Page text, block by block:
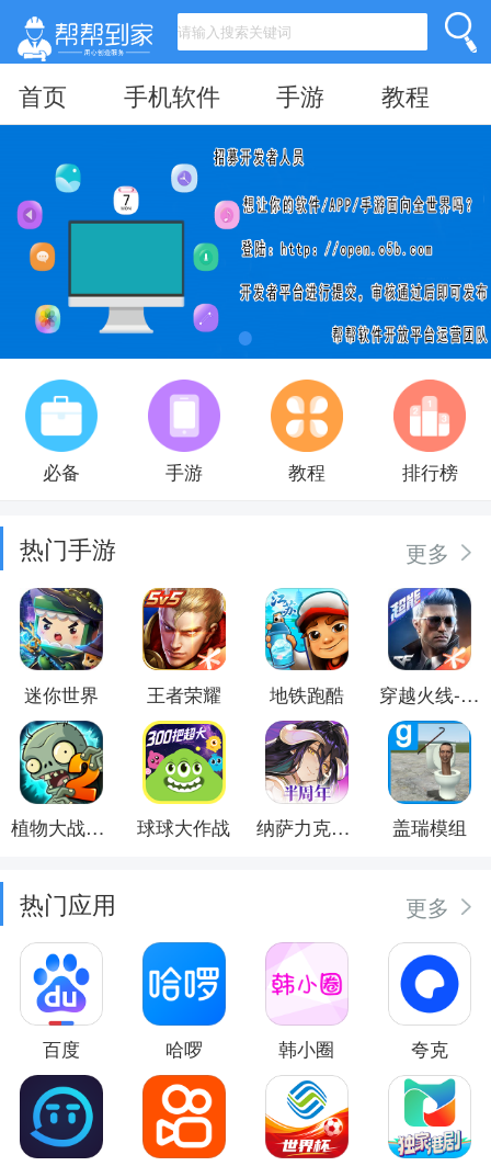
首页 手机软件 手游 教程
必备 手游 教程 排行榜
热门手游 更多
迷你世界 王者荣耀 地铁跑酷 穿越火线-枪战王者
植物大战僵尸2 球球大作战 纳萨力克之王 盖瑞模组
热门应用 更多
百度 哈啰 韩小圈 夸克